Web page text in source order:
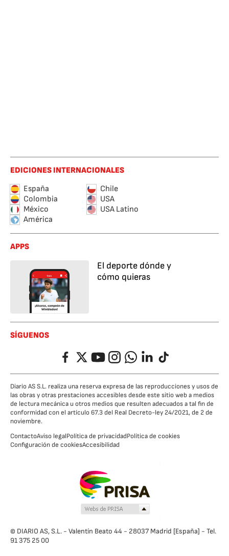
EDICIONES INTERNACIONALES
España
Chile
Colombia
USA
México
USA Latino
América
APPS
El deporte dónde y
cómo quieras
SÍGUENOS
FacebookTwitterYouTubeInstagramWhatsappLinkedIn
TikTok
Diario AS S.L. realiza una reserva expresa de las reproducciones y usos de
las obras y otras prestaciones accesibles desde este sitio web a medios
de lectura mecánica u otros medios que resulten adecuados a tal fin de
conformidad con el artículo 67.3 del Real Decreto-ley 24/2021, de 2 de
noviembre.
ContactoAviso legalPolítica de privacidadPolítica de cookies
Configuración de cookiesAccesibilidad
© DIARIO AS, S.L. - Valentín Beato 44 - 28037 Madrid [España] - Tel.
91 375 25 00